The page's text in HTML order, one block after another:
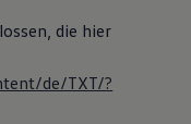
die hier
de/TXT/?